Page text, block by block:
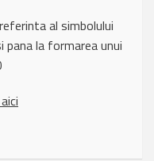
al simbolului
pana la formarea unui